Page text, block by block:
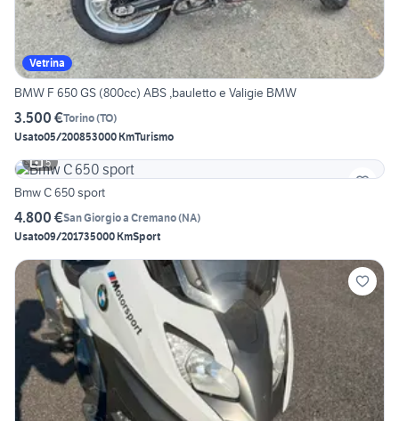
Vetrina
BMW F 650 GS (800cc) ABS ,bauletto e Valigie BMW
3.500 €Torino(TO)
Usato05/200853000 KmTurismo
5
Bmw C 650 sport
4.800 €San Giorgio a Cremano(NA)
Usato09/201735000 KmSport